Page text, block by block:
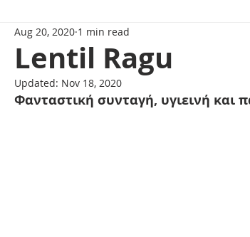
Σαλάτες
Lentil Ragu
Aug 20, 2020 1 min read
Updated: Nov 18, 2020
Φανταστική συνταγή, υγιεινή και